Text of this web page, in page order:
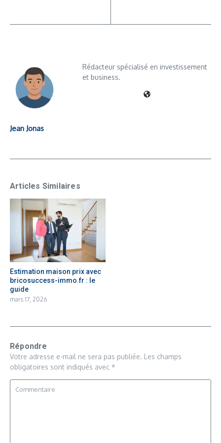
Jean Jonas
Rédacteur spécialisé en investissement
et business.
Articles Similaires
Estimation maison prix avec
bricosuccess-immo.fr : le
guide
mars 17, 2026
Répondre
Votre adresse e-mail ne sera pas publiée. Les champs
obligatoires sont indiqués avec *